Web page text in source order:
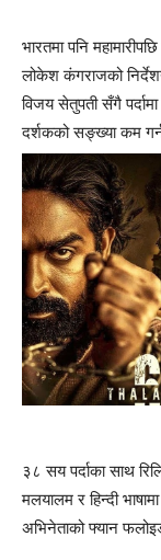
भारतमा पनि
लोकेश कंगराजको
विजय सेतुपती सँगै
दर्शकको सङ्ख्या कम
३८ सय पर्दाका साथ
मलयालम र हिन्दी
अभिनेताको फ्यान